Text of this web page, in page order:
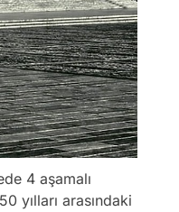
4 aşamalı
yılları arasındaki